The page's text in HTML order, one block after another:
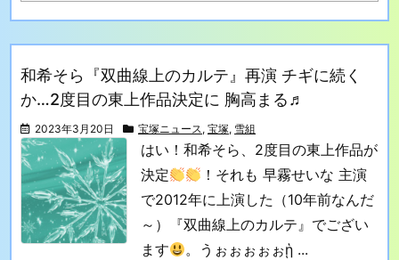
和希そら『双曲線上のカルテ』再演 チギに続く
か…2度目の東上作品決定に 胸高まる♬
2023年3月20日 宝塚ニュース, 宝塚, 雪組
はい！和希そら、2度目の東上作品が
決定
！それも 早霧せいな 主演
で2012年に上演した（10年前なんだ
～）『双曲線上のカルテ』でござい
ます
。 うぉぉぉぉぉᾑ ...